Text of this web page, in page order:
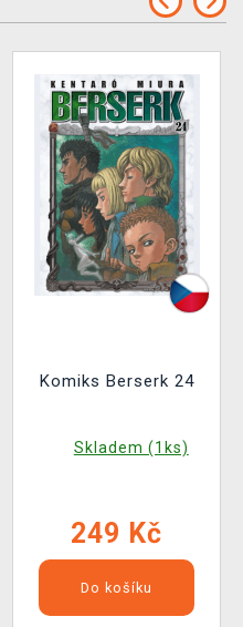
Komiks Berserk 24
Skladem (1ks)
249 Kč
Do košíku